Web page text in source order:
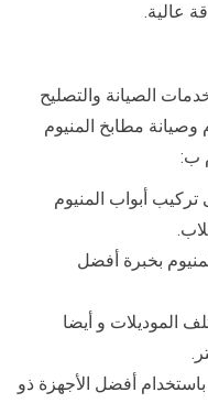
عالية.
الصيانة والتصليح
وصيانة مطابخ المنيوم
ب:
تركيب أبواب المنيوم
بخبرة أفضل
الموديلات و أيضا
أفضل الأجهزة ذو